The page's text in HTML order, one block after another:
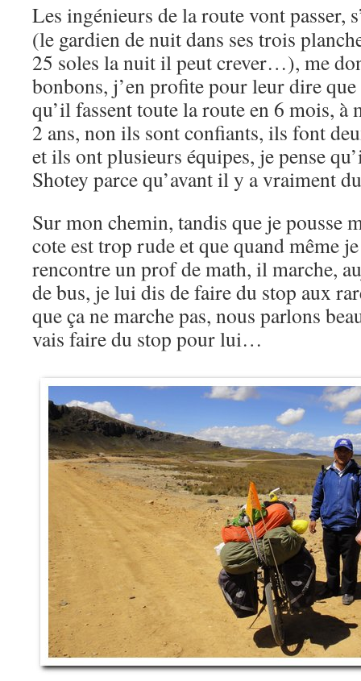
Les ingénieurs de la route vont passer,
(le gardien de nuit dans ses trois
25 soles la nuit il peut crever…), me
bonbons, j’en profite pour leur dire que
qu’il fassent toute la route en 6 mois,
2 ans, non ils sont confiants, ils font
et ils ont plusieurs équipes, je pense
Shotey parce qu’avant il y a vraiment
Sur mon chemin, tandis que je pousse
cote est trop rude et que quand même
rencontre un prof de math, il marche,
de bus, je lui dis de faire du stop aux
que ça ne marche pas, nous parlons
vais faire du stop pour lui…